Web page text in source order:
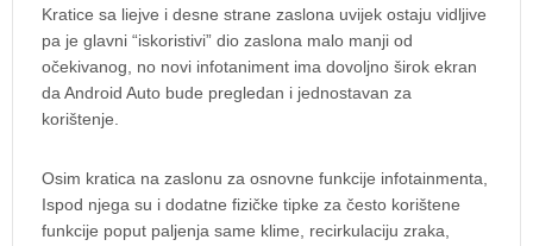
Kratice sa liejve i desne strane zaslona uvijek ostaju vidljive
pa je glavni “iskoristivi” dio zaslona malo manji od
očekivanog, no novi infotaniment ima dovoljno širok ekran
da Android Auto bude pregledan i jednostavan za
korištenje.
Osim kratica na zaslonu za osnovne funkcije infotainmenta,
Ispod njega su i dodatne fizičke tipke za često korištene
funkcije poput paljenja same klime, recirkulaciju zraka,